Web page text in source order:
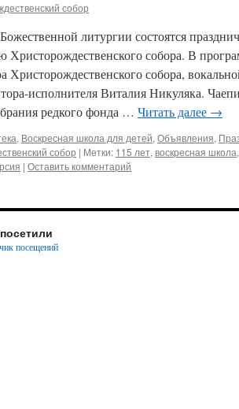
собор
литургии состоятся
собора. В
Христорождественского собора,
исполнителя Виталия Никуляка.
редкого фонда … Читать далее →
, Воскресная школа для детей, Объявления,
собор | Метки: 115 лет, воскресная школа,
| Оставить комментарий